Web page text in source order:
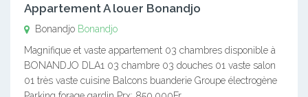
Appartement A louer Bonandjo
Bonandjo Bonandjo
Magnifique et vaste appartement 03 chambres disponible à
BONANDJO DLA1 03 chambre 03 douches 01 vaste salon
01 très vaste cuisine Balcons buanderie Groupe électrogène